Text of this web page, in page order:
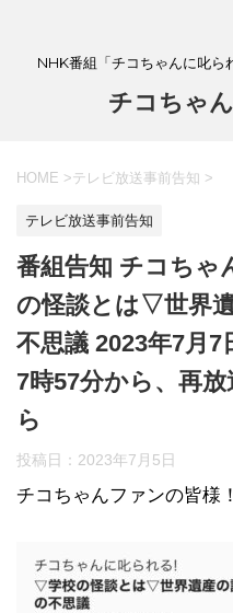
NHK番組「チコちゃんに叱ら
チコちゃ
HOME >テレビ放送事前告知 >
テレビ放送事前告知
番組告知 チコち
の怪談とは▽世界
不思議 2023年7月
7時57分から、再
ら
投稿日： 2023年7月5日
チコちゃんファンの皆様！